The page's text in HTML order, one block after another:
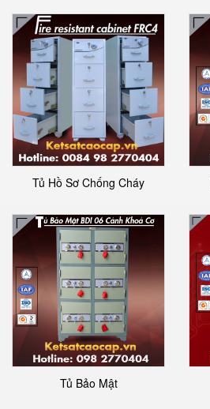
Tủ Hồ Sơ Chống Cháy
Tủ Bảo Mật